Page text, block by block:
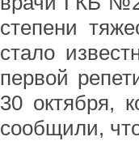
степени
стало
первой
30 октября,
сообщили,